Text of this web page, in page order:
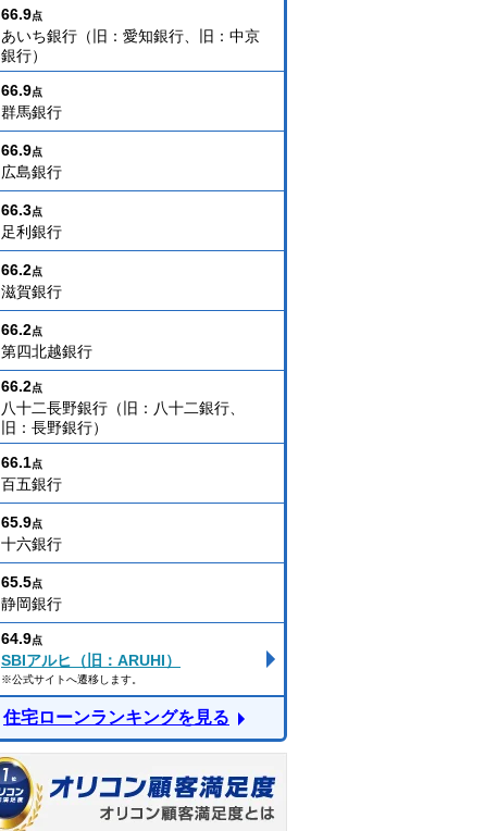
66.9点
あいち銀行（旧：愛知銀行、旧：中京
銀行）
66.9点
群馬銀行
66.9点
広島銀行
66.3点
足利銀行
66.2点
滋賀銀行
66.2点
第四北越銀行
66.2点
八十二長野銀行（旧：八十二銀行、
旧：長野銀行）
66.1点
百五銀行
65.9点
十六銀行
65.5点
静岡銀行
64.9点
SBIアルヒ（旧：ARUHI）
※公式サイトへ遷移します。
住宅ローンランキングを見る